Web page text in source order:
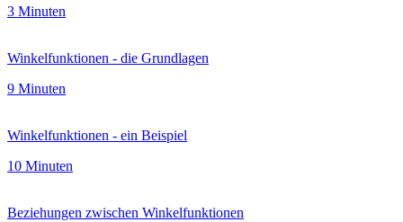
3 Minuten
Winkelfunktionen - die Grundlagen
9 Minuten
Winkelfunktionen - ein Beispiel
10 Minuten
Beziehungen zwischen Winkelfunktionen